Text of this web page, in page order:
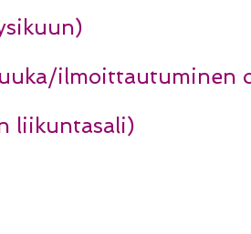
ilmoittautuminen
liikuntasali)